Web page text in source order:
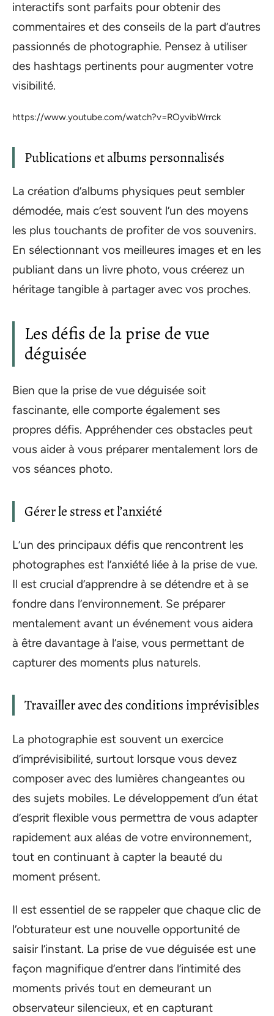
interactifs sont parfaits pour obtenir des
commentaires et des conseils de la part d’autres
passionnés de photographie. Pensez à utiliser
des hashtags pertinents pour augmenter votre
visibilité.
https://www.youtube.com/watch?v=ROyvibWrrck
Publications et albums personnalisés
La création d’albums physiques peut sembler
démodée, mais c’est souvent l’un des moyens
les plus touchants de profiter de vos souvenirs.
En sélectionnant vos meilleures images et en les
publiant dans un livre photo, vous créerez un
héritage tangible à partager avec vos proches.
Les défis de la prise de vue
déguisée
Bien que la prise de vue déguisée soit
fascinante, elle comporte également ses
propres défis. Appréhender ces obstacles peut
vous aider à vous préparer mentalement lors de
vos séances photo.
Gérer le stress et l’anxiété
L’un des principaux défis que rencontrent les
photographes est l’anxiété liée à la prise de vue.
Il est crucial d’apprendre à se détendre et à se
fondre dans l’environnement. Se préparer
mentalement avant un événement vous aidera
à être davantage à l’aise, vous permettant de
capturer des moments plus naturels.
Travailler avec des conditions imprévisibles
La photographie est souvent un exercice
d’imprévisibilité, surtout lorsque vous devez
composer avec des lumières changeantes ou
des sujets mobiles. Le développement d’un état
d’esprit flexible vous permettra de vous adapter
rapidement aux aléas de votre environnement,
tout en continuant à capter la beauté du
moment présent.
Il est essentiel de se rappeler que chaque clic de
l’obturateur est une nouvelle opportunité de
saisir l’instant. La prise de vue déguisée est une
façon magnifique d’entrer dans l’intimité des
moments privés tout en demeurant un
observateur silencieux, et en capturant